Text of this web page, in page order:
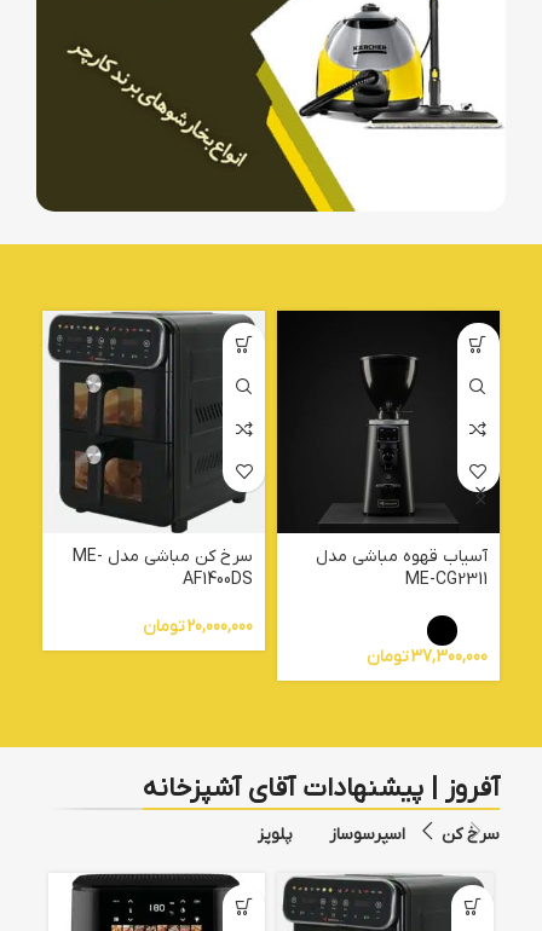
آسیاب قهوه مباشی مدل
ME-CG2311
37,300,000تومان
سرخ کن مباشی مدل ME-
AF1400DS
20,000,000تومان
آفروز | پیشنهادات آقای آشپزخانه
سرخ کن اسپرسوساز پلوپز